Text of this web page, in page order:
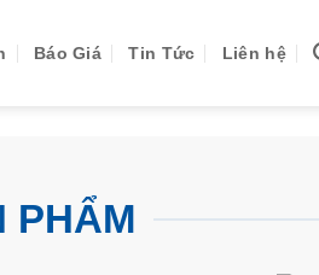
Báo Giá Tin Tức Liên hệ
PHẨM